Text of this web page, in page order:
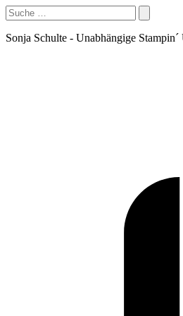
Sonja Schulte - Unabhängige